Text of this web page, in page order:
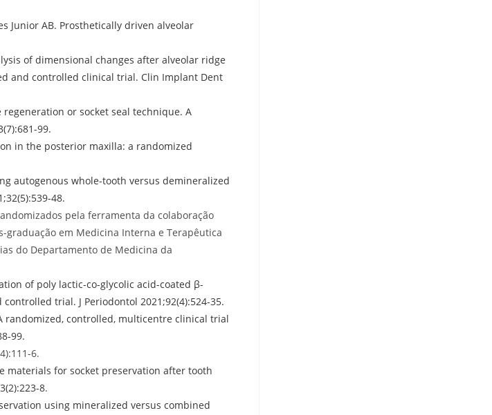
Junior AB. Prosthetically driven alveolar
of dimensional changes after alveolar ridge
and controlled clinical trial. Clin Implant Dent
or socket seal technique. A
99.
in the posterior maxilla: a randomized
autogenous whole-tooth versus demineralized
48.
pela ferramenta da colaboração
graduação em Medicina Interna e Terapêutica
do Departamento de Medicina da
of poly lactic-co-glycolic acid-coated β-
trial. J Periodontol 2021;92(4):524-35.
A randomized, controlled, multicentre clinical trial
99.
6.
materials for socket preservation after tooth
8.
using mineralized versus combined